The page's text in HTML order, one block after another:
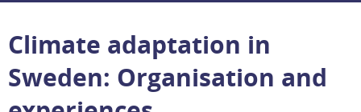
Climate adaptation in
Sweden: Organisation and